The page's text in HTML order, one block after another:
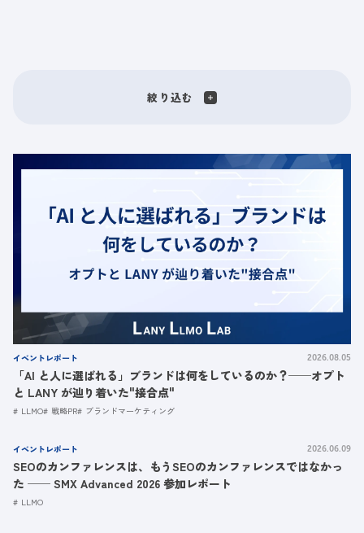
絞り込む
イベントレポート 2026.08.05
「AI と人に選ばれる」ブランドは何をしているのか？──オプト
と LANY が辿り着いた"接合点"
LLMO 戦略PR ブランドマーケティング
イベントレポート 2026.06.09
SEOのカンファレンスは、もうSEOのカンファレンスではなかっ
た ── SMX Advanced 2026 参加レポート
LLMO